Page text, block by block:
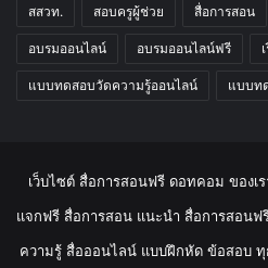
สสวท. สอบครูผู้ช่วย สื่อการสอน
อบรมออนไลน์ อบรมออนไลน์ฟรี
แบบทดสอบวัดความรู้ออนไลน์ แบบท
เว็บไซต์ สื่อการสอนฟรี ดอทคอม ของเ
แจกฟรี สื่อการสอน แนะนำ สื่อการสอนฟ
ความรู้ สื่อออนไลน์ แบบฝึกหัด ข้อสอบ ทุ